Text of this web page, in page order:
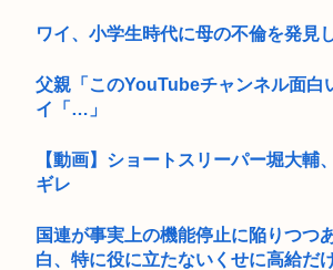
ワイ、小学生時代に母の不倫を発見
父親「このYouTubeチャンネル面白
イ「…」
【動画】ショートスリーパー堀大輔
ギレ
国連が事実上の機能停止に陥りつつ
白、特に役に立たないくせに高給だ